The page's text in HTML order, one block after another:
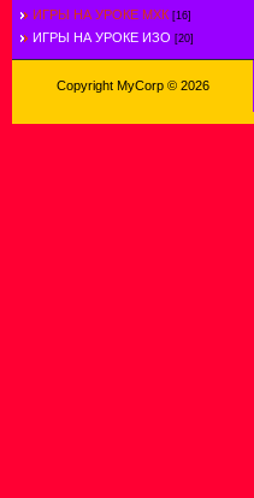
ИГРЫ НА УРОКЕ МХК [16]
ИГРЫ НА УРОКЕ ИЗО [20]
Copyright MyCorp © 2026